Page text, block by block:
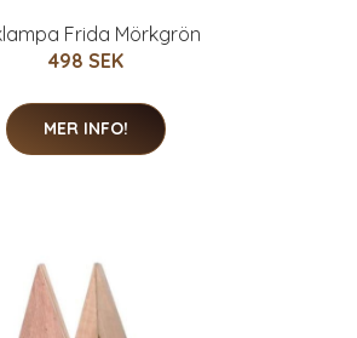
Frida Mörkgrön
498 SEK
MER INFO!